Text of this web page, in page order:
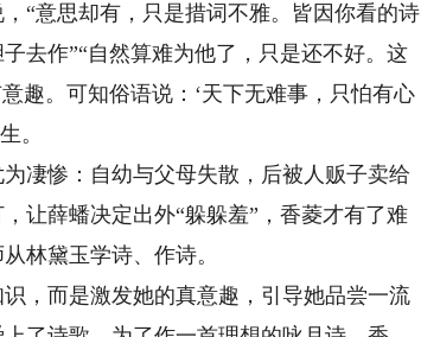
“意思却有，只是措词不雅。皆因你看的诗
去作”“自然算难为他了，只是还不好。这
趣。可知俗语说：‘天下无难事，只怕有心
。
惨：自幼与父母失散，后被人贩子卖给
让薛蟠决定出外“躲躲羞”，香菱才有了难
林黛玉学诗、作诗。
而是激发她的真意趣，引导她品尝一流